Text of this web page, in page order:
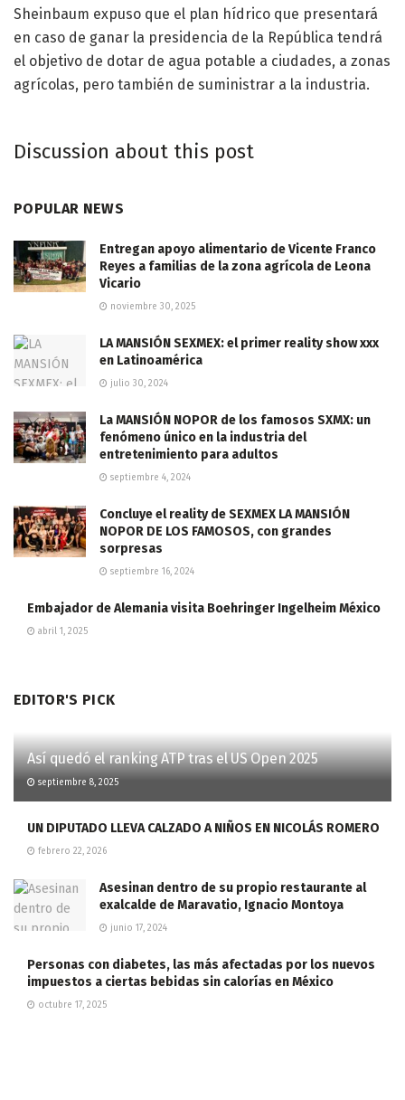
Sheinbaum expuso que el plan hídrico que presentará
en caso de ganar la presidencia de la República tendrá
el objetivo de dotar de agua potable a ciudades, a zonas
agrícolas, pero también de suministrar a la industria.
Discussion about this post
POPULAR NEWS
Entregan apoyo alimentario de Vicente Franco
Reyes a familias de la zona agrícola de Leona
Vicario
noviembre 30, 2025
LA MANSIÓN SEXMEX: el primer reality show xxx
en Latinoamérica
julio 30, 2024
La MANSIÓN NOPOR de los famosos SXMX: un
fenómeno único en la industria del
entretenimiento para adultos
septiembre 4, 2024
Concluye el reality de SEXMEX LA MANSIÓN
NOPOR DE LOS FAMOSOS, con grandes
sorpresas
septiembre 16, 2024
Embajador de Alemania visita Boehringer Ingelheim México
abril 1, 2025
EDITOR'S PICK
Así quedó el ranking ATP tras el US Open 2025
septiembre 8, 2025
UN DIPUTADO LLEVA CALZADO A NIÑOS EN NICOLÁS ROMERO
febrero 22, 2026
Asesinan dentro de su propio restaurante al
exalcalde de Maravatio, Ignacio Montoya
junio 17, 2024
Personas con diabetes, las más afectadas por los nuevos
impuestos a ciertas bebidas sin calorías en México
octubre 17, 2025